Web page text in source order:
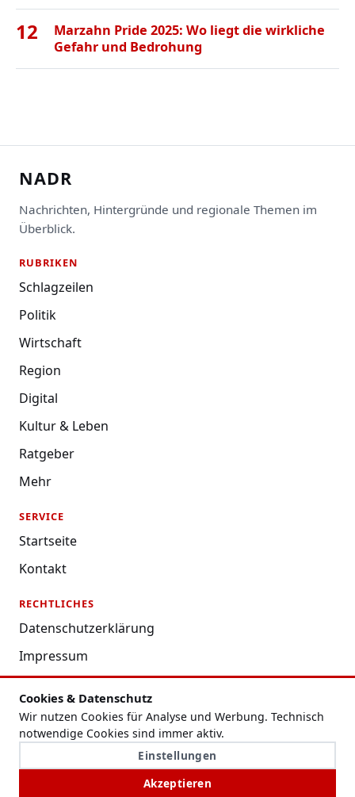
Cookies & Datenschutz
Wir nutzen Cookies für Analyse und Werbung. Technisch
notwendige Cookies sind immer aktiv.
Einstellungen
Akzeptieren
12
Marzahn Pride 2025: Wo liegt die wirkliche
Gefahr und Bedrohung
NADR
Nachrichten, Hintergründe und regionale Themen im
Überblick.
RUBRIKEN
Schlagzeilen
Politik
Wirtschaft
Region
Digital
Kultur & Leben
Ratgeber
Mehr
SERVICE
Startseite
Kontakt
RECHTLICHES
Datenschutzerklärung
Impressum
Nutzungsbedingungen
Redaktion
Cookie-Einstellungen
© NADR. Alle Rechte vorbehalten.